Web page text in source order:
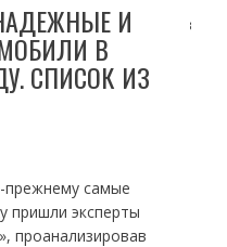
И
В
СПИСОК ИЗ
прежнему самые
пришли эксперты
проанализировав